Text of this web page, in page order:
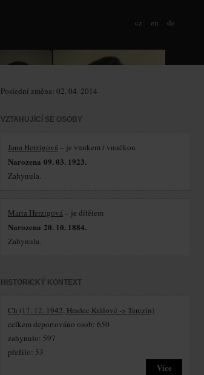
cz en de
Poslední změna: 02. 04. 2014
VZTAHUJÍCÍ SE OSOBY
Jana Herzigová – je vnukem / vnučkou
Narozena 09. 03. 1923.
Zahynula.
Marta Herzigová – je dítětem
Narozena 20. 10. 1884.
Zahynula.
HISTORICKÝ KONTEXT
Ch (17. 12. 1942, Hradec Králové -> Terezín)
celkem deportováno osob: 650
zahynulo: 597
přežilo: 53
Více